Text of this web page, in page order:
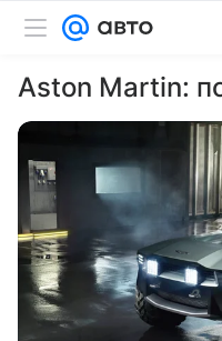
Aston Martin: